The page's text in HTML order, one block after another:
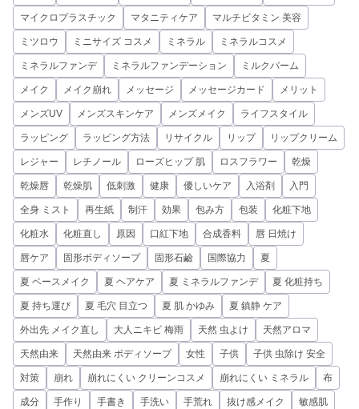
マイクロプラスチック マタニティケア マルチビタミン 美容
ミツロウ ミニサイズ コスメ ミネラル ミネラルコスメ
ミネラルファンデ ミネラルファンデーション ミルクバーム
メイク メイク崩れ メッセージ メッセージカード メリット
メンズUV メンズスキンケア メンズメイク ライフスタイル
ラッピング ラッピング方法 リサイクル リップ リップクリーム
レジャー レチノール ローズヒップ 肌 ロスフラワー 乾燥
乾燥唇 乾燥肌 低刺激 健康 優しいケア 入浴剤 入門
全身 ミスト 再生紙 制汗 効果 包み方 包装 化粧下地
化粧水 化粧直し 原因 口紅下地 合成香料 唇 日焼け
唇ケア 固形ボディソープ 固形石鹼 国際協力 夏
夏 ベースメイク 夏 ヘアケア 夏 ミネラルファンデ 夏 化粧持ち
夏 持ち運び 夏 毛穴 目立つ 夏 肌 かゆみ 夏 鎮静 ケア
外出先 メイク直し 大人ニキビ 梅雨 天然 虫よけ 天然アロマ
天然由来 天然由来 ボディソープ 女性 子供 子供 虫除け 安全
対策 崩れ 崩れにくい クリーンコスメ 崩れにくい ミネラル 布
成分 手作り 手書き 手洗い 手荒れ 抜け感メイク 敏感肌